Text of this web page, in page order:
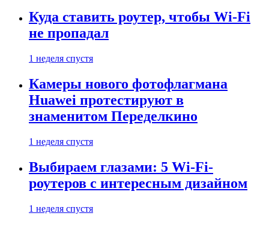
Куда ставить роутер, чтобы Wi-Fi
не пропадал
1 неделя спустя
Камеры нового фотофлагмана
Huawei протестируют в
знаменитом Переделкино
1 неделя спустя
Выбираем глазами: 5 Wi-Fi-
роутеров с интересным дизайном
1 неделя спустя